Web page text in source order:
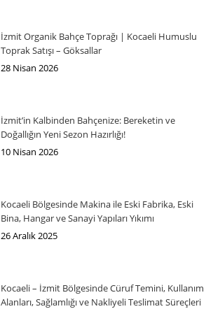
İzmit Organik Bahçe Toprağı | Kocaeli Humuslu
Toprak Satışı – Göksallar
28 Nisan 2026
İzmit’in Kalbinden Bahçenize: Bereketin ve
Doğallığın Yeni Sezon Hazırlığı!
10 Nisan 2026
Kocaeli Bölgesinde Makina ile Eski Fabrika, Eski
Bina, Hangar ve Sanayi Yapıları Yıkımı
26 Aralık 2025
Kocaeli – İzmit Bölgesinde Cüruf Temini, Kullanım
Alanları, Sağlamlığı ve Nakliyeli Teslimat Süreçleri